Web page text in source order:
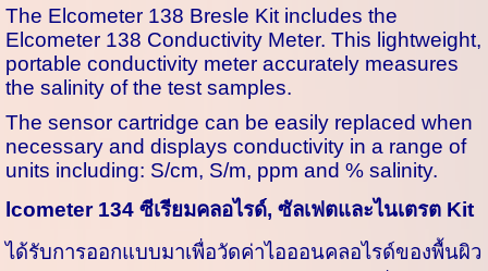
The Elcometer 138 Bresle Kit includes the
Elcometer 138 Conductivity Meter. This lightweight,
portable conductivity meter accurately measures
the salinity of the test samples.
The sensor cartridge can be easily replaced when
necessary and displays conductivity in a range of
units including: S/cm, S/m, ppm and % salinity.
lcometer 134 ซีเรียมคลอไรด์, ซัลเฟตและไนเตรต Kit
ได้รับการออกแบบมาเพื่อวัดค่าไอออนคลอไรด์ของพื้นผิว